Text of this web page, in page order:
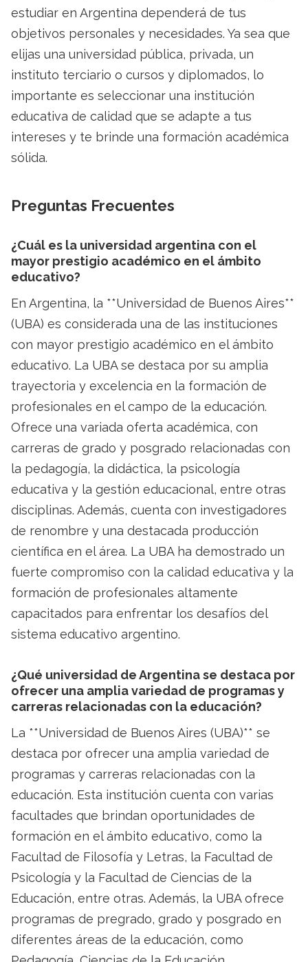
estudiar en Argentina dependerá de tus
objetivos personales y necesidades. Ya sea que
elijas una universidad pública, privada, un
instituto terciario o cursos y diplomados, lo
importante es seleccionar una institución
educativa de calidad que se adapte a tus
intereses y te brinde una formación académica
sólida.
Preguntas Frecuentes
¿Cuál es la universidad argentina con el
mayor prestigio académico en el ámbito
educativo?
En Argentina, la **Universidad de Buenos Aires**
(UBA) es considerada una de las instituciones
con mayor prestigio académico en el ámbito
educativo. La UBA se destaca por su amplia
trayectoria y excelencia en la formación de
profesionales en el campo de la educación.
Ofrece una variada oferta académica, con
carreras de grado y posgrado relacionadas con
la pedagogía, la didáctica, la psicología
educativa y la gestión educacional, entre otras
disciplinas. Además, cuenta con investigadores
de renombre y una destacada producción
científica en el área. La UBA ha demostrado un
fuerte compromiso con la calidad educativa y la
formación de profesionales altamente
capacitados para enfrentar los desafíos del
sistema educativo argentino.
¿Qué universidad de Argentina se destaca por
ofrecer una amplia variedad de programas y
carreras relacionadas con la educación?
La **Universidad de Buenos Aires (UBA)** se
destaca por ofrecer una amplia variedad de
programas y carreras relacionadas con la
educación. Esta institución cuenta con varias
facultades que brindan oportunidades de
formación en el ámbito educativo, como la
Facultad de Filosofía y Letras, la Facultad de
Psicología y la Facultad de Ciencias de la
Educación, entre otras. Además, la UBA ofrece
programas de pregrado, grado y posgrado en
diferentes áreas de la educación, como